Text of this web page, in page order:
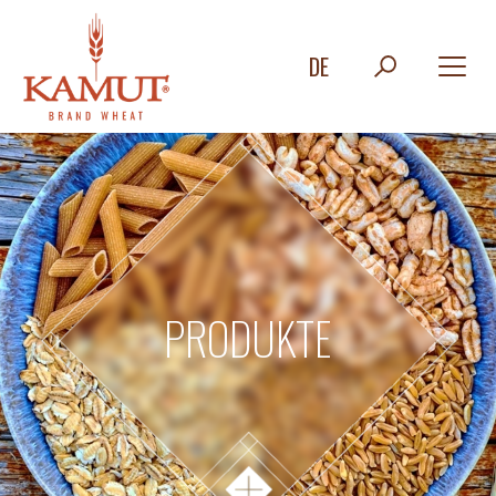
DE
PRODUKTE